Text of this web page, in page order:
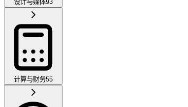
设计与媒体93
计算与财务55